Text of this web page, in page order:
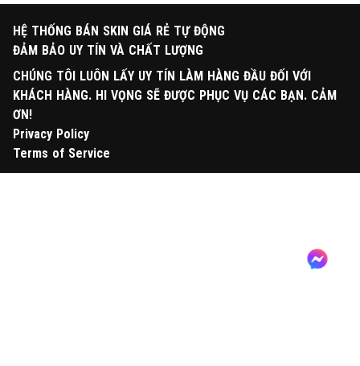
HỆ THỐNG BÁN SKIN GIÁ RẺ TỰ ĐỘNG
ĐẢM BẢO UY TÍN VÀ CHẤT LƯỢNG
CHÚNG TÔI LUÔN LẤY UY TÍN LÀM HÀNG ĐẦU ĐỐI VỚI
KHÁCH HÀNG. HI VỌNG SẼ ĐƯỢC PHỤC VỤ CÁC BẠN. CẢM
ƠN!
Privacy Policy
Terms of Service